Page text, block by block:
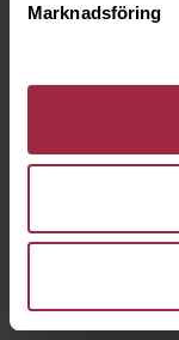
Marknadsföring